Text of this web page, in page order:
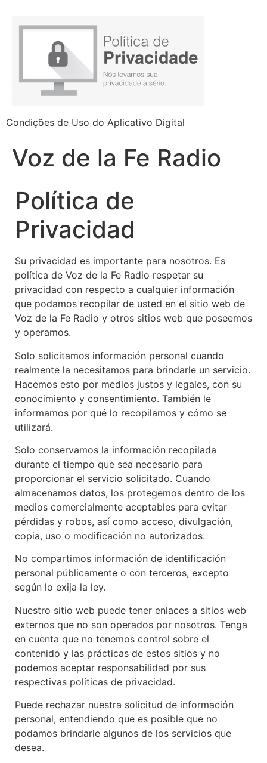
Condições de Uso do Aplicativo Digital
Voz de la Fe Radio
Política de
Privacidad
Su privacidad es importante para nosotros. Es
política de Voz de la Fe Radio respetar su
privacidad con respecto a cualquier información
que podamos recopilar de usted en el sitio web de
Voz de la Fe Radio y otros sitios web que poseemos
y operamos.
Solo solicitamos información personal cuando
realmente la necesitamos para brindarle un servicio.
Hacemos esto por medios justos y legales, con su
conocimiento y consentimiento. También le
informamos por qué lo recopilamos y cómo se
utilizará.
Solo conservamos la información recopilada
durante el tiempo que sea necesario para
proporcionar el servicio solicitado. Cuando
almacenamos datos, los protegemos dentro de los
medios comercialmente aceptables para evitar
pérdidas y robos, así como acceso, divulgación,
copia, uso o modificación no autorizados.
No compartimos información de identificación
personal públicamente o con terceros, excepto
según lo exija la ley.
Nuestro sitio web puede tener enlaces a sitios web
externos que no son operados por nosotros. Tenga
en cuenta que no tenemos control sobre el
contenido y las prácticas de estos sitios y no
podemos aceptar responsabilidad por sus
respectivas políticas de privacidad.
Puede rechazar nuestra solicitud de información
personal, entendiendo que es posible que no
podamos brindarle algunos de los servicios que
desea.